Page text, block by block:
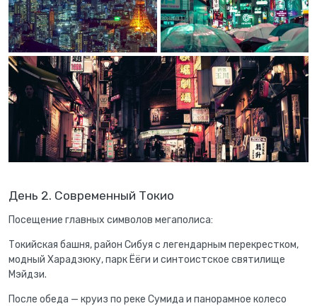
День 2. Современный Токио
Посещение главных символов мегаполиса:
Токийская башня, район Сибуя с легендарным перекрестком,
модный Харадзюку, парк Ёёги и синтоистское святилище
Мэйдзи.
После обеда — круиз по реке Сумида и панорамное колесо